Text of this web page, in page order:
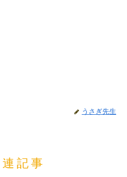
うさぎ先生
記事